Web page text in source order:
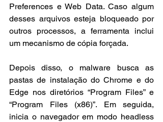
Preferences e Web Data. Caso algum
desses arquivos esteja bloqueado por
outros processos, a ferramenta inclui
um mecanismo de cópia forçada.
Depois disso, o malware busca as
pastas de instalação do Chrome e do
Edge nos diretórios “Program Files” e
“Program Files (x86)”. Em seguida,
inicia o navegador em modo headless